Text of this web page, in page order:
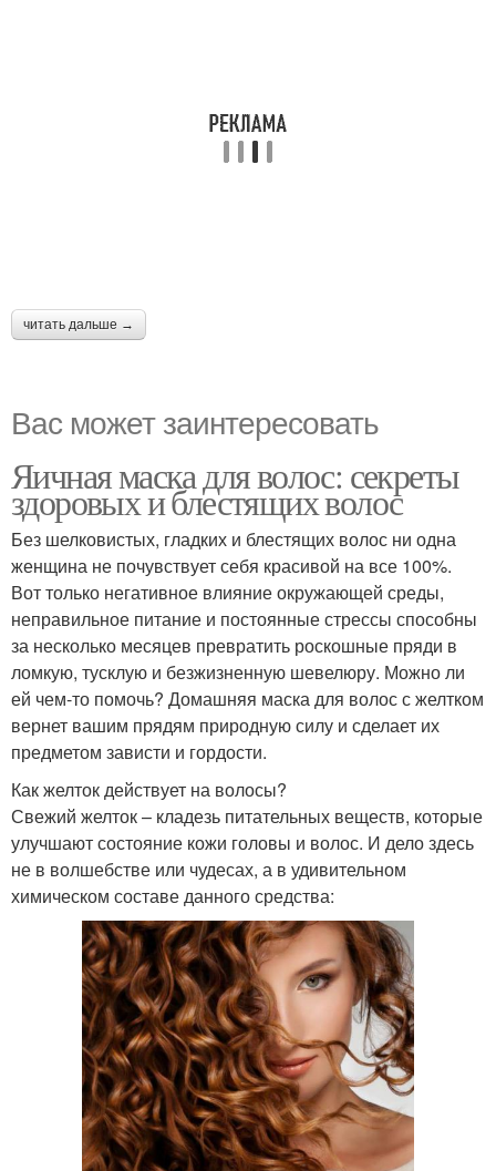
читать дальше →
Вас может заинтересовать
Яичная маска для волос: секреты
здоровых и блестящих волос
Без шелковистых, гладких и блестящих волос ни одна
женщина не почувствует себя красивой на все 100%.
Вот только негативное влияние окружающей среды,
неправильное питание и постоянные стрессы способны
за несколько месяцев превратить роскошные пряди в
ломкую, тусклую и безжизненную шевелюру. Можно ли
ей чем-то помочь? Домашняя маска для волос с желтком
вернет вашим прядям природную силу и сделает их
предметом зависти и гордости.
Как желток действует на волосы?
Свежий желток – кладезь питательных веществ, которые
улучшают состояние кожи головы и волос. И дело здесь
не в волшебстве или чудесах, а в удивительном
химическом составе данного средства: